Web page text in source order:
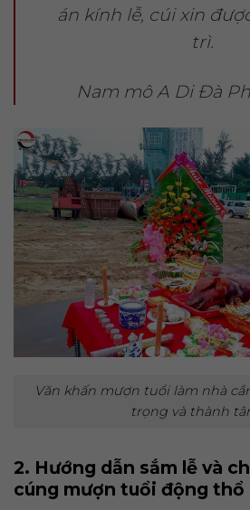
án kính lễ, cúi xin
trì.
Nam mô A Di Đà
Văn khấn mượn tuổi làm nhà
trọng và thành
2. Hướng dẫn sắm lễ và
cúng mượn tuổi động thổ